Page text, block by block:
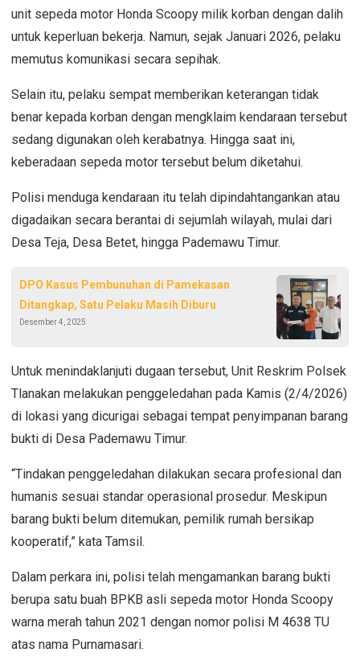
unit sepeda motor Honda Scoopy milik korban dengan dalih
untuk keperluan bekerja. Namun, sejak Januari 2026, pelaku
memutus komunikasi secara sepihak.
Selain itu, pelaku sempat memberikan keterangan tidak
benar kepada korban dengan mengklaim kendaraan tersebut
sedang digunakan oleh kerabatnya. Hingga saat ini,
keberadaan sepeda motor tersebut belum diketahui.
Polisi menduga kendaraan itu telah dipindahtangankan atau
digadaikan secara berantai di sejumlah wilayah, mulai dari
Desa Teja, Desa Betet, hingga Pademawu Timur.
DPO Kasus Pembunuhan di Pamekasan
Ditangkap, Satu Pelaku Masih Diburu
Desember 4, 2025
Untuk menindaklanjuti dugaan tersebut, Unit Reskrim Polsek
Tlanakan melakukan penggeledahan pada Kamis (2/4/2026)
di lokasi yang dicurigai sebagai tempat penyimpanan barang
bukti di Desa Pademawu Timur.
“Tindakan penggeledahan dilakukan secara profesional dan
humanis sesuai standar operasional prosedur. Meskipun
barang bukti belum ditemukan, pemilik rumah bersikap
kooperatif,” kata Tamsil.
Dalam perkara ini, polisi telah mengamankan barang bukti
berupa satu buah BPKB asli sepeda motor Honda Scoopy
warna merah tahun 2021 dengan nomor polisi M 4638 TU
atas nama Purnamasari.